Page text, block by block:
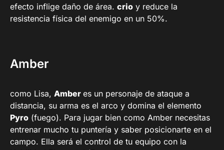
efecto inflige daño de área. crio y reduce la
resistencia física del enemigo en un 50%.
Amber
como Lisa, Amber es un personaje de ataque a
distancia, su arma es el arco y domina el elemento
Pyro (fuego). Para jugar bien como Amber necesitas
entrenar mucho tu puntería y saber posicionarte en el
campo. Ella será el control de tu equipo con la